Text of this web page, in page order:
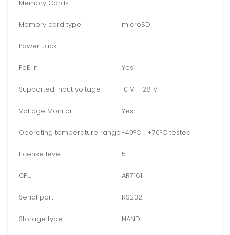
Memory Cards 1
Memory card type microSD
Power Jack 1
PoE in Yes
Supported input voltage 10 V - 28 V
Voltage Monitor Yes
Operating temperature range-40°C .. +70°C tested
License level 5
CPU AR7161
Serial port RS232
Storage type NAND